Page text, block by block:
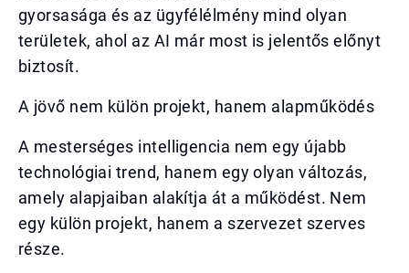
gyorsasága és az ügyfélélmény mind olyan
területek, ahol az AI már most is jelentős előnyt
biztosít.
A jövő nem külön projekt, hanem alapműködés
A mesterséges intelligencia nem egy újabb
technológiai trend, hanem egy olyan változás,
amely alapjaiban alakítja át a működést. Nem
egy külön projekt, hanem a szervezet szerves
része.